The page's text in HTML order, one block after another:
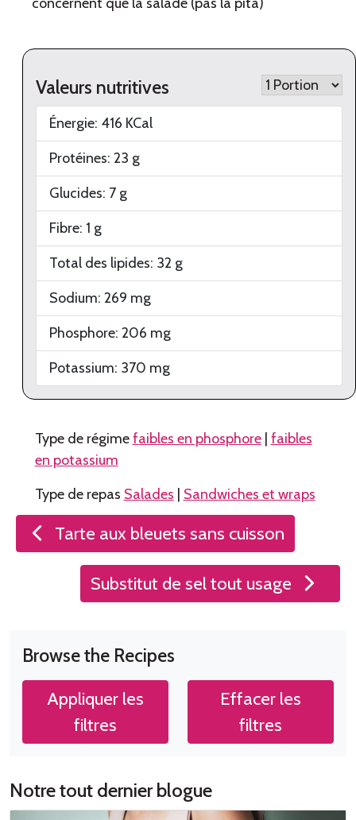
Valeurs nutritives
Énergie: 416 KCal
Protéines: 23 g
Glucides: 7 g
Fibre: 1 g
Total des lipides: 32 g
Sodium: 269 mg
Phosphore: 206 mg
Potassium: 370 mg
Type de régimefaibles en phosphore| faibles
en potassium
Type de repas Salades Sandwiches et wraps
Navigation
de
Tarte aux bleuets sans cuisson
Substitut de sel tout usage
Browse the Recipes
Appliquer les
filtres
Effacer les
filtres
Notre tout dernier blogue